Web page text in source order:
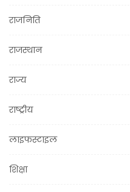
राजनिति
राजस्थान
राज्य
राष्ट्रीय
लाइफस्टाइल
शिक्षा